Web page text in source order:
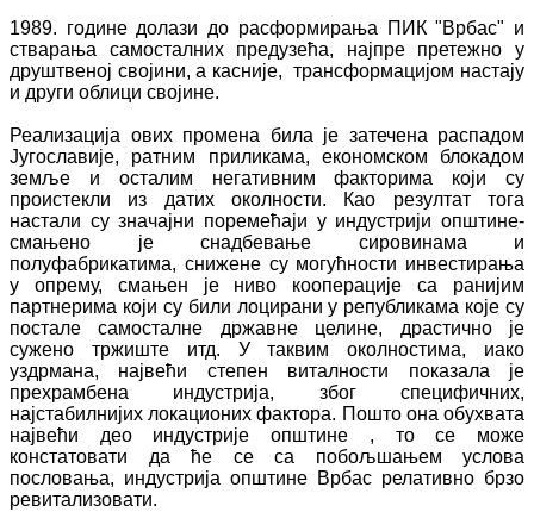
1989. године долази до расформирања ПИК "Врбас" и
стварања самосталних предузећа, најпре претежно у
друштвеној својини, а касније, трансформацијом настају
и други облици својине.
Реализација ових промена била је затечена распадом
Југославије, ратним приликама, економском блокадом
земље и осталим негативним факторима који су
проистекли из датих околности. Као резултат тога
настали су значајни поремећаји у индустрији општине-
смањено је снадбевање сировинама и
полуфабрикатима, снижене су могућности инвестирања
у опрему, смањен је ниво кооперације са ранијим
партнерима који су били лоцирани у републикама које су
постале самосталне државне целине, драстично је
сужено тржиште итд. У таквим околностима, иако
уздрмана, највећи степен виталности показала је
прехрамбена индустрија, због специфичних,
најстабилнијих локационих фактора. Пошто она обухвата
највећи део индустрије општине , то се може
констатовати да ће се са побољшањем услова
пословања, индустрија општине Врбас релативно брзо
ревитализовати.